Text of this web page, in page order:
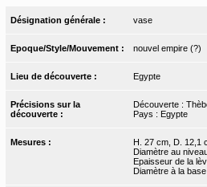
Désignation générale : vase
Epoque/Style/Mouvement : nouvel empire (?)
Lieu de découverte : Egypte
Précisions sur la
découverte :
Découverte :
Pays : Egypte
Mesures :
H. 27 cm, D. 12,1
Diamètre au
Epaisseur de la
Diamètre à la